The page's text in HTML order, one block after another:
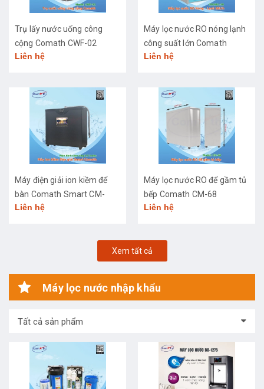
Trụ lấy nước uống công
cộng Comath CWF-02
Liên hệ
Máy lọc nước RO nóng lạnh
công suất lớn Comath
CM2681-50
Liên hệ
Máy điện giải ion kiềm để
bàn Comath Smart CM-
3668
Liên hệ
Máy lọc nước RO để gầm tủ
bếp Comath CM-68
Liên hệ
Xem tất cả
Máy lọc nước nhập khẩu
Tất cả sản phẩm